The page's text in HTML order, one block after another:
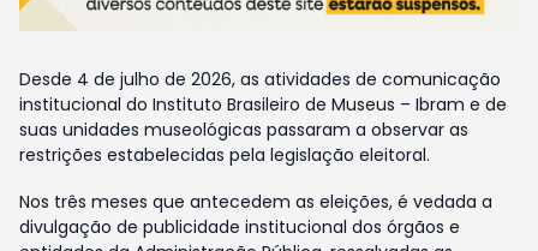
Desde 4 de julho de 2026, as atividades de comunicação
institucional do Instituto Brasileiro de Museus – Ibram e de
suas unidades museológicas passaram a observar as
restrições estabelecidas pela legislação eleitoral.
Nos três meses que antecedem as eleições, é vedada a
divulgação de publicidade institucional dos órgãos e